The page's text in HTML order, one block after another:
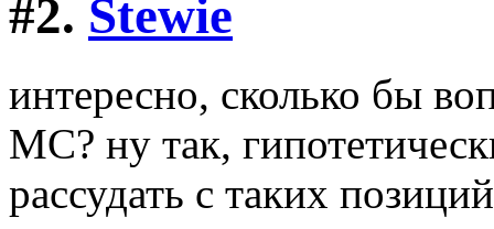
#2. Stewie
интересно, сколько бы
МС? ну так,
рассудать с таких